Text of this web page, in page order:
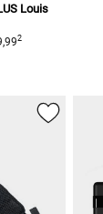
Louis
2